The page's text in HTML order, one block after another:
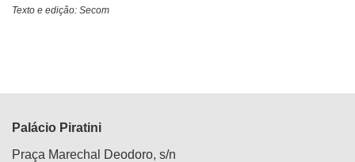
Texto e edição: Secom
Palácio Piratini
Praça Marechal Deodoro, s/n